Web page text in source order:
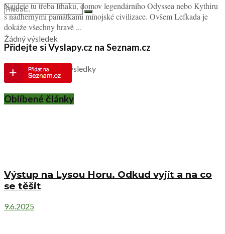
Žádný výsledek
Zobrazit všechny výsledky
Najdete tu třeba Ithaku, domov legendárního Odyssea nebo Kythiru
s nádhernými památkami mínojské civilizace. Ovšem Lefkada je
dokáže všechny hravě ...
Přidejte si Vyslapy.cz na Seznam.cz
Oblíbené články
Výstup na Lysou Horu. Odkud vyjít a na co
se těšit
9.6.2025